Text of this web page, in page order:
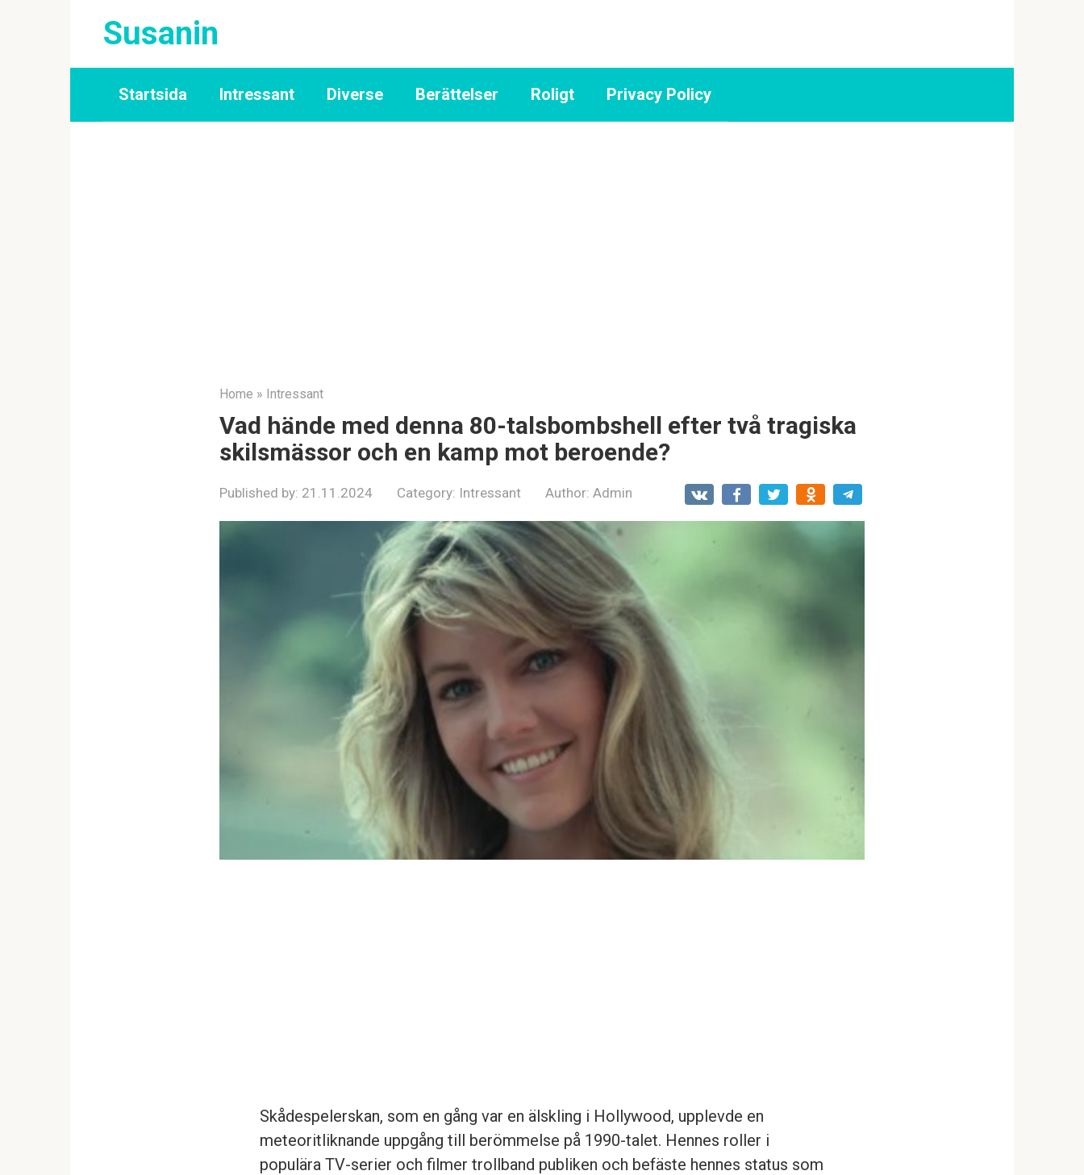
Susanin
Startsida Intressant Diverse Berättelser Roligt Privacy Policy
Home » Intressant
Vad hände med denna 80-talsbombshell efter två tragiska
skilsmässor och en kamp mot beroende?
Published by: 21.11.2024 Category: Intressant Author: Admin
Skådespelerskan, som en gång var en älskling i Hollywood, upplevde en
meteoritliknande uppgång till berömmelse på 1990-talet. Hennes roller i
populära TV-serier och filmer trollband publiken och befäste hennes status som